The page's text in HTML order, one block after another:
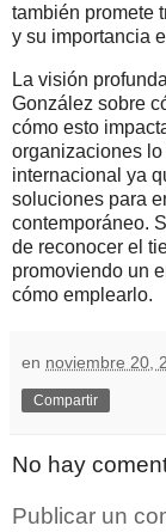
también promete
y su importancia
La visión
González sobre
cómo esto
organizaciones
internacional ya
soluciones para
contemporáneo.
de reconocer el
promoviendo un
cómo emplearlo.
en noviembre 20,
Compartir
No hay
Publicar un